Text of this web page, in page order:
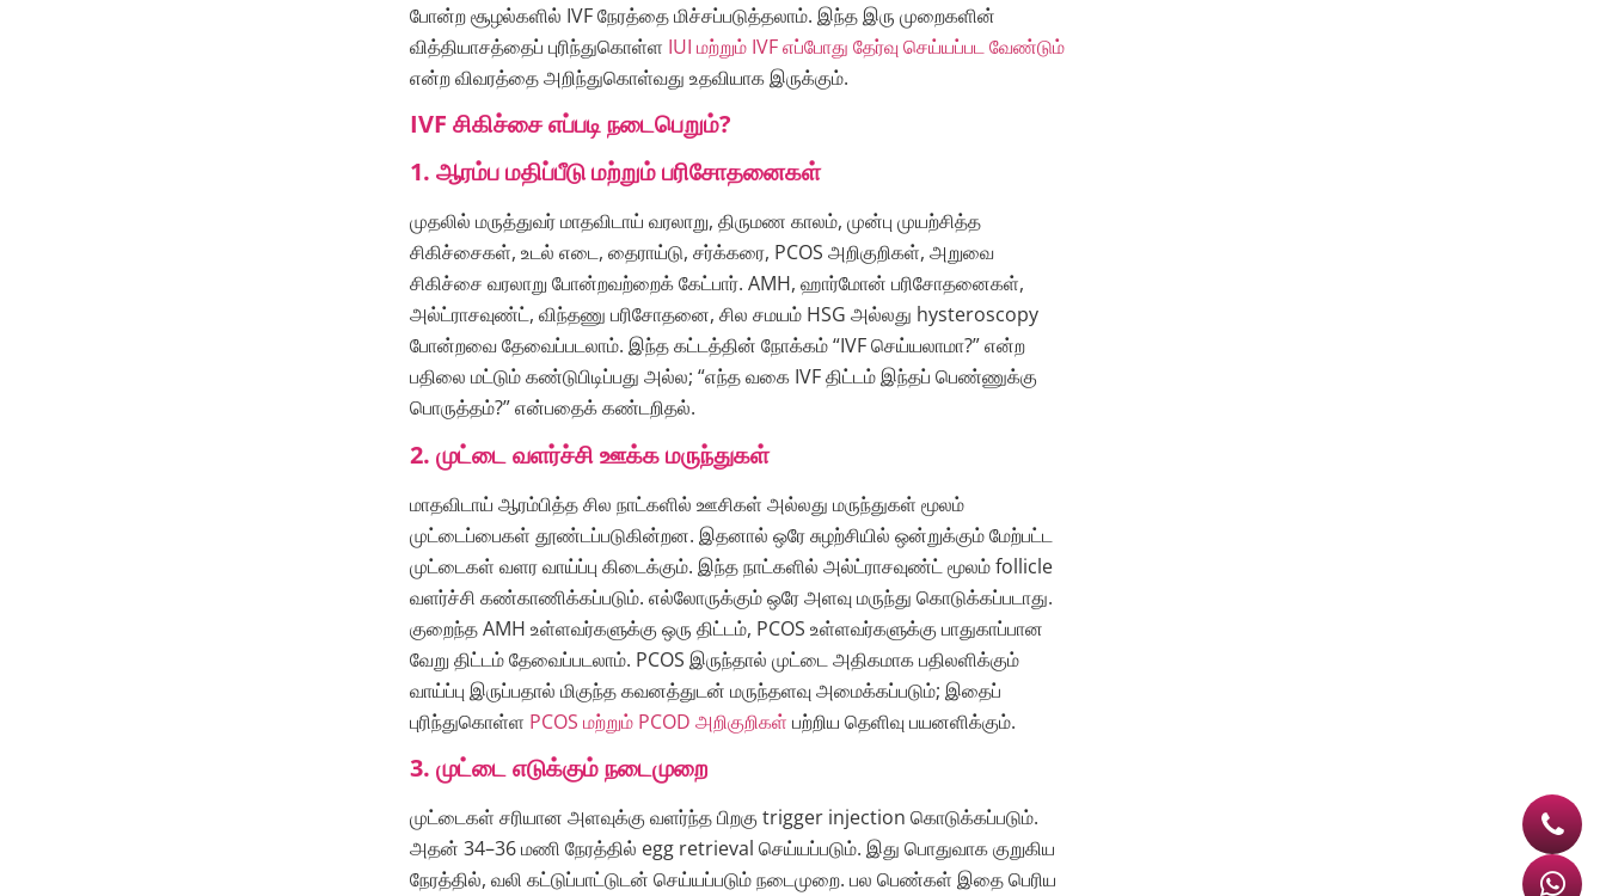
போன்ற சூழல்களில் IVF நேரத்தை மிச்சப்படுத்தலாம். இந்த இரு முறைகளின்
வித்தியாசத்தைப் புரிந்துகொள்ள IUI மற்றும் IVF எப்போது தேர்வு செய்யப்பட வேண்டும்
என்ற விவரத்தை அறிந்துகொள்வது உதவியாக இருக்கும்.
IVF சிகிச்சை எப்படி நடைபெறும்?
1. ஆரம்ப மதிப்பீடு மற்றும் பரிசோதனைகள்
முதலில் மருத்துவர் மாதவிடாய் வரலாறு, திருமண காலம், முன்பு முயற்சித்த
சிகிச்சைகள், உடல் எடை, தைராய்டு, சர்க்கரை, PCOS அறிகுறிகள், அறுவை
சிகிச்சை வரலாறு போன்றவற்றைக் கேட்பார். AMH, ஹார்மோன் பரிசோதனைகள்,
அல்ட்ராசவுண்ட், விந்தணு பரிசோதனை, சில சமயம் HSG அல்லது hysteroscopy
போன்றவை தேவைப்படலாம். இந்த கட்டத்தின் நோக்கம் “IVF செய்யலாமா?” என்ற
பதிலை மட்டும் கண்டுபிடிப்பது அல்ல; “எந்த வகை IVF திட்டம் இந்தப் பெண்ணுக்கு
பொருத்தம்?” என்பதைக் கண்டறிதல்.
2. முட்டை வளர்ச்சி ஊக்க மருந்துகள்
மாதவிடாய் ஆரம்பித்த சில நாட்களில் ஊசிகள் அல்லது மருந்துகள் மூலம்
முட்டைப்பைகள் தூண்டப்படுகின்றன. இதனால் ஒரே சுழற்சியில் ஒன்றுக்கும் மேற்பட்ட
முட்டைகள் வளர வாய்ப்பு கிடைக்கும். இந்த நாட்களில் அல்ட்ராசவுண்ட் மூலம் follicle
வளர்ச்சி கண்காணிக்கப்படும். எல்லோருக்கும் ஒரே அளவு மருந்து கொடுக்கப்படாது.
குறைந்த AMH உள்ளவர்களுக்கு ஒரு திட்டம், PCOS உள்ளவர்களுக்கு பாதுகாப்பான
வேறு திட்டம் தேவைப்படலாம். PCOS இருந்தால் முட்டை அதிகமாக பதிலளிக்கும்
வாய்ப்பு இருப்பதால் மிகுந்த கவனத்துடன் மருந்தளவு அமைக்கப்படும்; இதைப்
புரிந்துகொள்ள PCOS மற்றும் PCOD அறிகுறிகள் பற்றிய தெளிவு பயனளிக்கும்.
3. முட்டை எடுக்கும் நடைமுறை
முட்டைகள் சரியான அளவுக்கு வளர்ந்த பிறகு trigger injection கொடுக்கப்படும்.
அதன் 34–36 மணி நேரத்தில் egg retrieval செய்யப்படும். இது பொதுவாக குறுகிய
நேரத்தில், வலி கட்டுப்பாட்டுடன் செய்யப்படும் நடைமுறை. பல பெண்கள் இதை பெரிய